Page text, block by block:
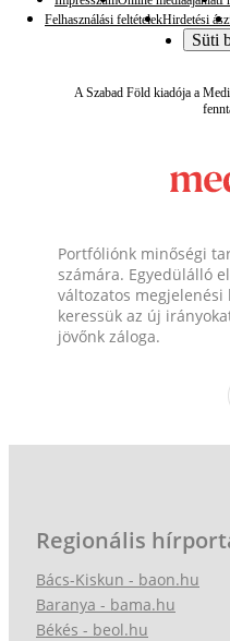
Felhasználási feltételekHirdetési
Süti
A Szabad Föld kiadója a
Portfóliónk minőségi
számára. Egyedülálló
változatos megjelenési
keressük az új
jövőnk záloga.
Regionális
Bács-Kiskun - baon.hu
Baranya - bama.hu
Békés - beol.hu